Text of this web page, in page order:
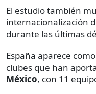
El estudio también
internacionalización
durante las últimas
España aparece
clubes que han
México, con 11